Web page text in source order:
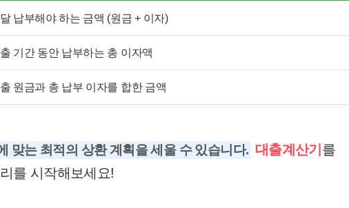
납부해야 하는 금액 (원금 + 이자)
기간 동안 납부하는 총 이자액
원금과 총 납부 이자를 합한 금액
맞는 최적의 상환 계획을 세울 수 있습니다. 대출계산기 를
를 시작해보세요!